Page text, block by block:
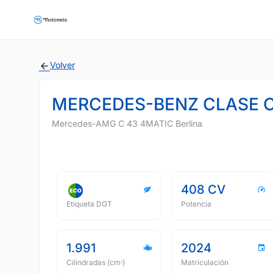
Volver
MERCEDES-BENZ CLASE
Mercedes-AMG C 43 4MATIC Berlina
Etiqueta DGT
408 CV
Potencia
1.991
Cilindradas (cmᵌ)
2024
Matriculación